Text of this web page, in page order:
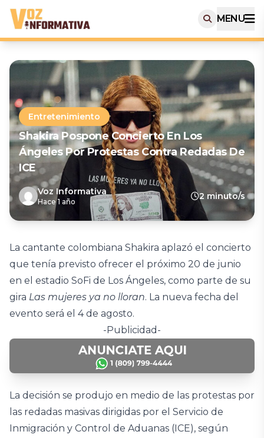
MENU
Entretenimiento
Shakira Pospone Concierto En Los
Ángeles Por Protestas Contra Redadas De
ICE
Voz Informativa
Hace 1 año
2 minuto/s
La cantante colombiana Shakira aplazó el concierto
que tenía previsto ofrecer el próximo 20 de junio
en el estadio SoFi de Los Ángeles, como parte de su
gira Las mujeres ya no lloran. La nueva fecha del
evento será el 4 de agosto.
-Publicidad-
La decisión se produjo en medio de las protestas por
las redadas masivas dirigidas por el Servicio de
Inmigración y Control de Aduanas (ICE), según